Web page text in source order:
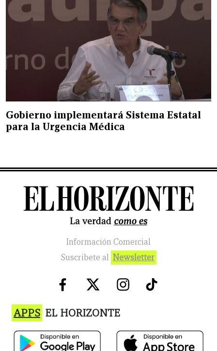
Gobierno implementará Sistema Estatal
para la Urgencia Médica
Información Comercial
Suscribete al Newsletter
APPS EL HORIZONTE